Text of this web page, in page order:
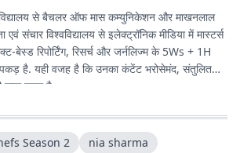
से बैचलर ऑफ मास कम्युनिकेशन और माखनलाल
एवं संचार विश्वविद्यालय से इलेक्ट्रॉनिक मीडिया में मास्टर्स
बेस्ड रिपोर्टिंग, रिसर्च और जर्नलिज्म के 5Ws + 1H
पकड़ है. यही वजह है कि उनका कंटेंट भरोसेमंद, संतुलित
जाता है.
Season 2 nia sharma